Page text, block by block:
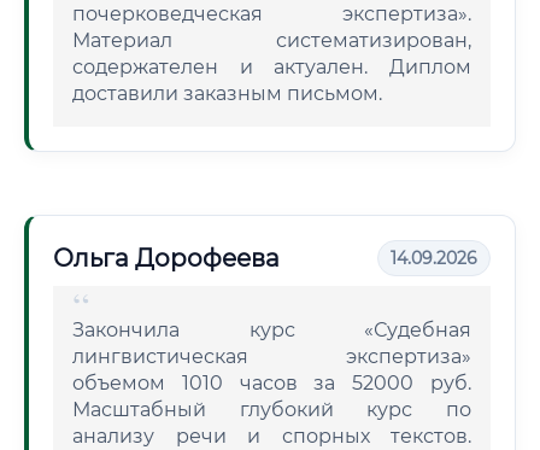
почерковедческая экспертиза».
Материал систематизирован,
содержателен и актуален. Диплом
доставили заказным письмом.
Ольга Дорофеева 14.09.2026
Закончила курс «Судебная
лингвистическая экспертиза»
объемом 1010 часов за 52000 руб.
Масштабный глубокий курс по
анализу речи и спорных текстов.